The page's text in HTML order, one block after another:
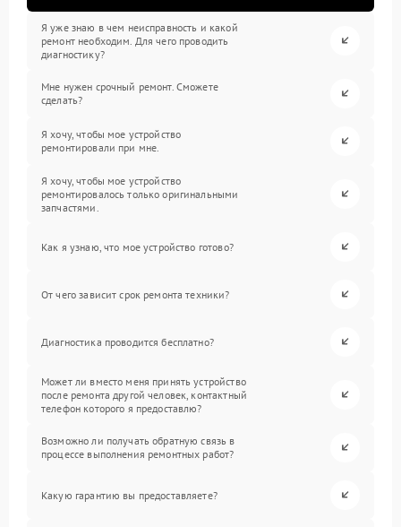
Я уже знаю в чем неисправность и какой
ремонт необходим. Для чего проводить
диагностику?
Мне нужен срочный ремонт. Сможете
сделать?
Я хочу, чтобы мое устройство
ремонтировали при мне.
Я хочу, чтобы мое устройство
ремонтировалось только оригинальными
запчастями.
Как я узнаю, что мое устройство готово?
От чего зависит срок ремонта техники?
Диагностика проводится бесплатно?
Может ли вместо меня принять устройство
после ремонта другой человек, контактный
телефон которого я предоставлю?
Возможно ли получать обратную связь в
процессе выполнения ремонтных работ?
Какую гарантию вы предоставляете?